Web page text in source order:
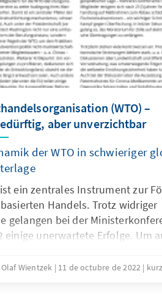
(WTO) –
aber unverzichtbar
der WTO in schwieriger
ist ein zentrales Instrument zur
Handels. Trotz widriger
gelangen bei der
einige unerwartete Erfolge. Um
neuer Herausforderungen zu
Olaf Wientzek 11 de octubre de 2022